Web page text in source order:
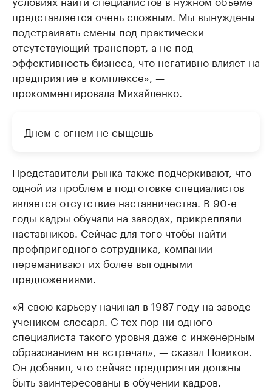
представляется очень сложным. Мы вынуждены
подстраивать смены под практически
отсутствующий транспорт, а не под
эффективность бизнеса, что негативно влияет на
предприятие в комплексе», —
прокомментировала Михайленко.
Днем с огнем не сыщешь
Представители рынка также подчеркивают, что
одной из проблем в подготовке специалистов
является отсутствие наставничества. В 90-е
годы кадры обучали на заводах, прикрепляли
наставников. Сейчас для того чтобы найти
профпригодного сотрудника, компании
переманивают их более выгодными
предложениями.
«Я свою карьеру начинал в 1987 году на заводе
учеником слесаря. С тех пор ни одного
специалиста такого уровня даже с инженерным
образованием не встречал», — сказал Новиков.
Он добавил, что сейчас предприятия должны
быть заинтересованы в обучении кадров.